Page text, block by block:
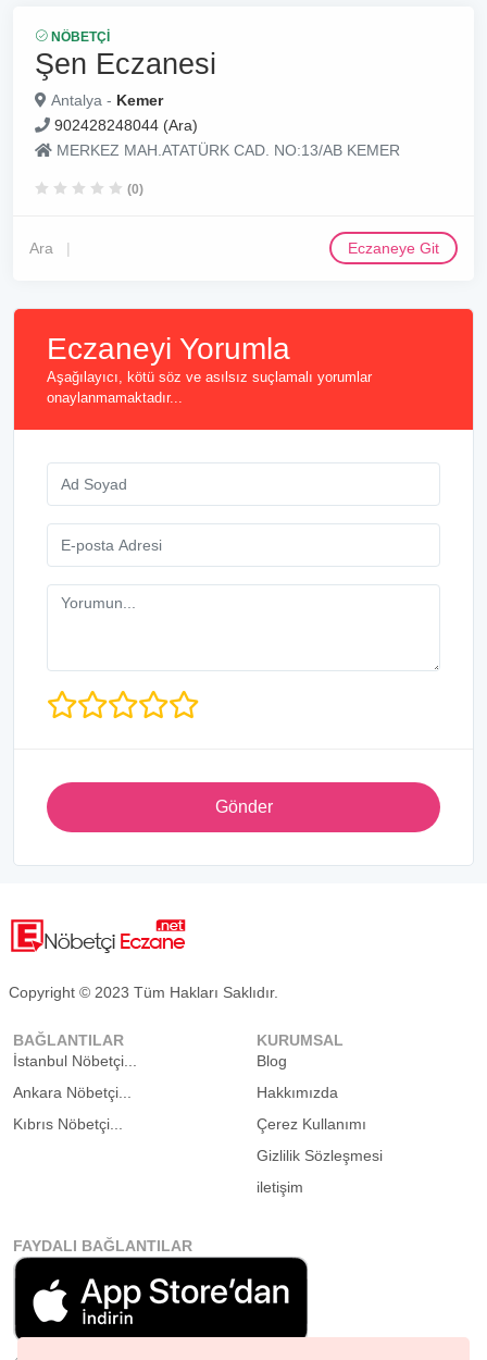
NÖBETÇI
Şen Eczanesi
Antalya - Kemer
902428248044 (Ara)
MERKEZ MAH.ATATÜRK CAD. NO:13/AB KEMER
(0)
Ara Eczaneye Git
Eczaneyi Yorumla
Aşağılayıcı, kötü söz ve asılsız suçlamalı yorumlar
onaylanmamaktadır...
Gönder
Copyright © 2023 Tüm Hakları Saklıdır.
BAĞLANTILAR
İstanbul Nöbetçi...
Ankara Nöbetçi...
Kıbrıs Nöbetçi...
KURUMSAL
Blog
Hakkımızda
Çerez Kullanımı
Gizlilik Sözleşmesi
iletişim
FAYDALI BAĞLANTILAR